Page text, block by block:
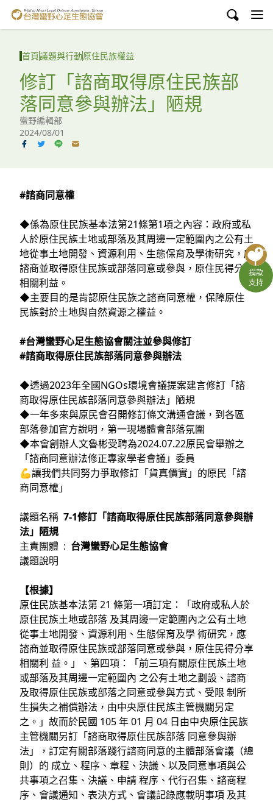
台灣蠻野心足生態協會
議題與行動
環境教育
白海豚媽祖宮
English
臉書
YouTube
捐款
支持
首頁議題與行動原住民族權益
修訂「諮商取得原住⺠族部
落同意參與辦法」陋規
蠻野編輯部
2024/08/01
#諮商同意權
◆係為原住民族基本法第21條第1項之內容：政府或私
人於原住民族土地或部落及其周邊一定範圍內之公有土
地從事土地開發、資源利用、生態保育及學術研究，應
諮商並取得原住民族或部落同意或參與，原住民得分享
相關利益。
◆主要目的是肯認原住民族之諮商同意權，保障原住
民族對於土地與自然資源之權益。
#台灣蠻野心足生態協會關注並參與修訂
#諮商取得原住民族部落同意參與辦法
◆透過2023年全國NGOs環境會議提案建言修訂「諮
商取得原住民族部落同意參與辦法」陋規
◆一年多來與原民會召開修訂條文溝通會議，到各區
部落參加官方說明，第一現場體會部落氛圍
◆本會創辦人文魯彬受聘為2024.07.22原民會舉辦之
「諮商同意辦法修正專家學者會議」委員
💪讓我們共同努力爭取修訂「貨真價實」的原民「諮
商同意權」
議題名稱 7-1修訂「諮商取得原住⺠族部落同意參與辦
法」陋規
主責團體 : 台灣蠻野⼼⾜⽣態協會
議題說明
【根據】
原住⺠族基本法第 21 條第⼀項訂定：「政府或私⼈於
原住⺠族⼟地或部落 及其周邊⼀定範圍內之公有⼟地
從事⼟地開發、資源利⽤、⽣態保育及學 術研究，應
諮商並取得原住⺠族或部落同意或參與，原住⺠得分享
相關利 益。」、第四項：「前三項有關原住⺠族⼟地
或部落及其周邊⼀定範圍內 之公有⼟地之劃設、諮商
及取得原住⺠族或部落之同意或參與⽅式、受限 制所
⽣損失之補償辦法，由中央原住⺠族主管機關另定
之。」故⽽於⺠國 105 年 01 ⽉ 04 ⽇由中央原住⺠族
主管機關另訂「諮商取得原住⺠族部落 同意參與辦
法」，訂定有關部落踐⾏諮商同意的主體部落會議（總
則）的 成⽴、程序、章程、決議、以及同意事項與公
共事項之召集、決議、申請 程序、代⾏召集、諮商程
序、會議通知、表決⽅式、會議記錄應載明事項 及其